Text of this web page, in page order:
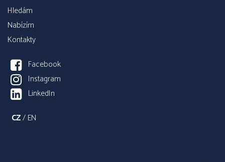
Hledám
Nabízím
Kontakty
Facebook
Instagram
LinkedIn
CZ/EN